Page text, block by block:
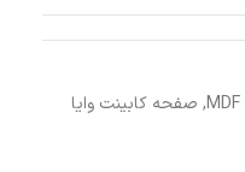
, صفحه کابینت وایا